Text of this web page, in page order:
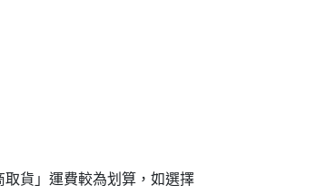
取貨」運費較為划算，如選擇